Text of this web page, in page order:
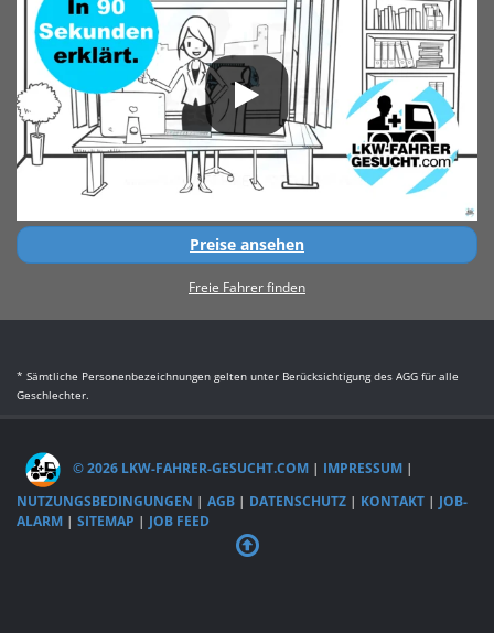
Preise ansehen
Freie Fahrer finden
* Sämtliche Personenbezeichnungen gelten unter Berücksichtigung des AGG für alle
Geschlechter.
© 2026 LKW-FAHRER-GESUCHT.COM | IMPRESSUM |
NUTZUNGSBEDINGUNGEN | AGB | DATENSCHUTZ | KONTAKT | JOB-
ALARM | SITEMAP | JOB FEED